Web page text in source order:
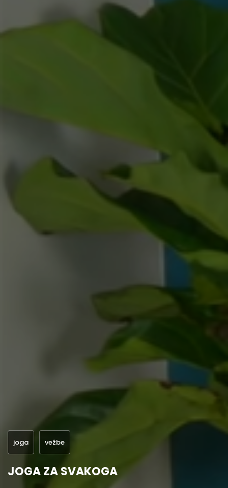
joga vežbe
JOGA ZA SVAKOGA